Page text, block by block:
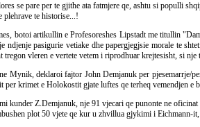
se pare per te gjithe ata fatmjere qe, ashtu si populli
plehrave te historise...!
botoi artikullin e Profesoreshes Lipstadt me titullin
pasigurie vetiake dhe papergjegjsie morale te
vleren e vertete vetem i riprodhuar krejtesisht, si
Mynik, deklaroi fajtor John Demjanuk per pjesemarrje/
krimet e Holokostit gjate luftes qe terheq vemendjen e
kunder Z.Demjanuk, nje 91 vjecari qe punonte ne
plot 50 vjete qe kur u zhvillua gjykimi i